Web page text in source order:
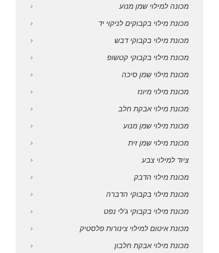
מכונה למילוי שמן מנוע
מכונת מילוי בקבוקים לניקוי יד
מכונת מילוי בקבוקי דבש
מכונת מילוי בקבוקי קטשופ
מכונת מילוי שמן סיכה
מכונת מילוי מיונז
מכונת מילוי אבקת חלב
מכונת מילוי שמן מנוע
מכונת מילוי שמן זית
ציוד למילוי צבע
מכונת מילוי הדבק
מכונת מילוי בקבוקי הדברה
מכונת מילוי בקבוקי ג'לי נפט
מכונת איטום למילוי צינורות פלסטיק
מכונת מילוי אבקת חלבון